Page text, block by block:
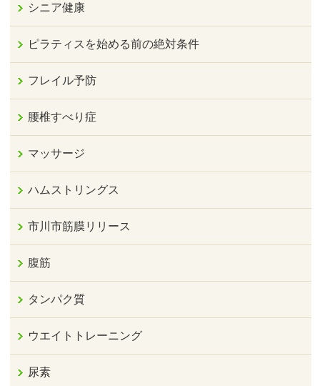
シニア健康
ピラティスを始める前の絶対条件
フレイル予防
腰椎すべり症
マッサージ
ハムストリングス
市川市筋膜リリース
腹筋
タンパク質
ウエイトトレーニング
尿素